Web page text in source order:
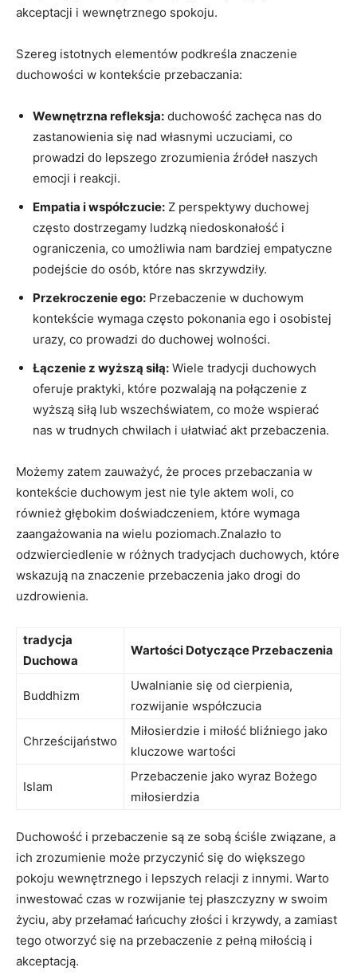
akceptacji i wewnętrznego ⁢spokoju.
Szereg istotnych ⁣elementów podkreśla znaczenie
duchowości w kontekście przebaczania:
Wewnętrzna ‌refleksja: duchowość zachęca⁤ nas do
zastanowienia się nad własnymi uczuciami, co
prowadzi do lepszego zrozumienia ⁢źródeł ‌naszych
emocji ⁢i reakcji.
Empatia i‍ współczucie: Z perspektywy duchowej
często‍ dostrzegamy‍ ludzką niedoskonałość i
ograniczenia, ⁤co umożliwia nam bardziej empatyczne
podejście do ⁣osób, które nas skrzywdziły.
Przekroczenie⁤ ego: Przebaczenie ​w duchowym
kontekście wymaga często pokonania ego i ‍osobistej
urazy, co ‍prowadzi do duchowej wolności.
Łączenie z wyższą​ siłą: Wiele tradycji duchowych
oferuje praktyki, które ⁤pozwalają ⁢na połączenie z
wyższą siłą ⁢lub wszechświatem, co ⁢może wspierać
nas w trudnych ‍chwilach i ‌ułatwiać akt przebaczenia.
Możemy‌ zatem zauważyć, że proces przebaczania w
kontekście ‍duchowym jest nie ​tyle aktem ⁣woli, co
również głębokim doświadczeniem,⁢ które wymaga
zaangażowania ⁣na wielu poziomach.Znalazło​ to
odzwierciedlenie w różnych tradycjach duchowych, które
wskazują na⁢ znaczenie przebaczenia jako drogi​ do
uzdrowienia.
tradycja
Duchowa
Wartości Dotyczące‌ Przebaczenia
Buddhizm
Uwalnianie się od​ cierpienia,
rozwijanie⁢ współczucia
Chrześcijaństwo
Miłosierdzie i ⁢miłość bliźniego jako
kluczowe wartości
Islam
Przebaczenie jako wyraz Bożego
miłosierdzia
Duchowość i⁤ przebaczenie są ⁢ze sobą ⁢ściśle związane, a
ich zrozumienie może przyczynić się ‍do większego
‌pokoju wewnętrznego i lepszych relacji z innymi. Warto⁤
inwestować czas w rozwijanie tej płaszczyzny w swoim
życiu, aby przełamać łańcuchy złości i krzywdy, a zamiast
tego otworzyć się na przebaczenie z pełną miłością i
akceptacją.